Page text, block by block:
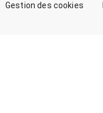
Gestion des cookies